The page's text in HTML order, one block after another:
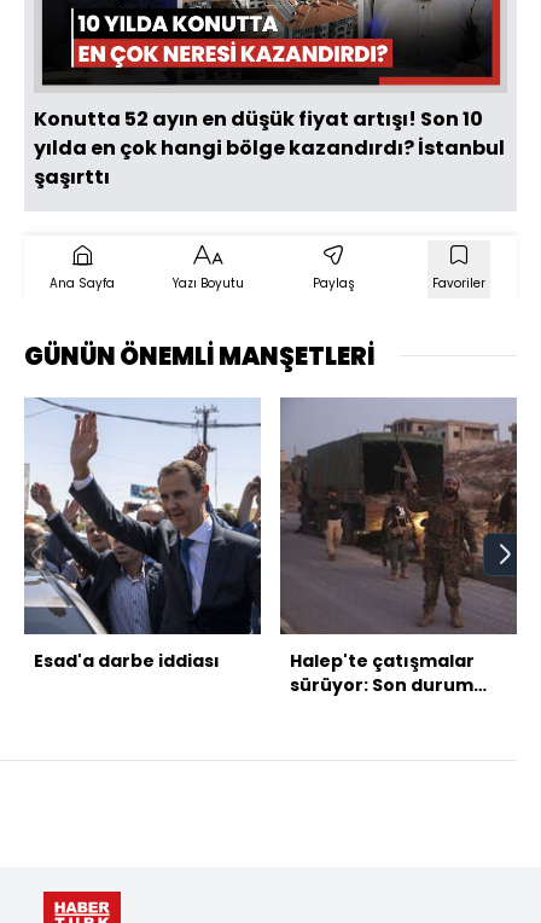
Oynat
Konutta 52 ayın en düşük fiyat artışı! Son 10
yılda en çok hangi bölge kazandırdı? İstanbul
şaşırttı
Ana Sayfa Yazı Boyutu Paylaş Favoriler
GÜNÜN ÖNEMLİ MANŞETLERİ
Esad'a darbe iddiası
Halep'te çatışmalar
sürüyor: Son durum